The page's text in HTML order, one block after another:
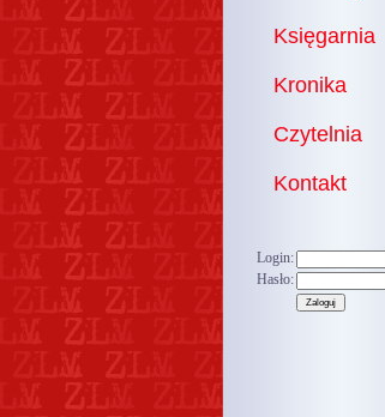
Księgarnia
Kronika
Czytelnia
Kontakt
Login:
Hasło: